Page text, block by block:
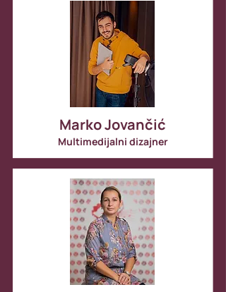
Marko Jovančić
Multimedijalni dizajner